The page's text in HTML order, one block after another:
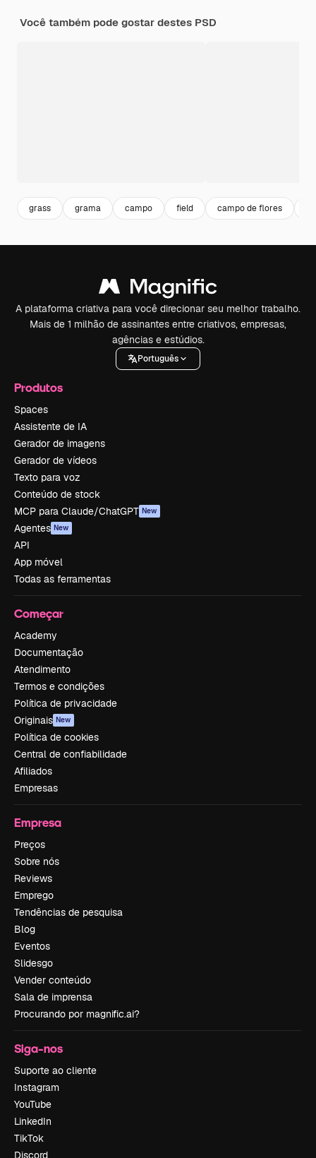
Você também pode gostar destes PSD
grass grama campo field campo de flores
A plataforma criativa para você direcionar seu melhor trabalho.
Mais de 1 milhão de assinantes entre criativos, empresas,
agências e estúdios.
Português
Produtos
Spaces
Assistente de IA
Gerador de imagens
Gerador de vídeos
Texto para voz
Conteúdo de stock
MCP para Claude/ChatGPT New
Agentes New
API
App móvel
Todas as ferramentas
Começar
Academy
Documentação
Atendimento
Termos e condições
Política de privacidade
Originais New
Política de cookies
Central de confiabilidade
Afiliados
Empresas
Empresa
Preços
Sobre nós
Reviews
Emprego
Tendências de pesquisa
Blog
Eventos
Slidesgo
Vender conteúdo
Sala de imprensa
Procurando por magnific.ai?
Siga-nos
Suporte ao cliente
Instagram
YouTube
LinkedIn
TikTok
Discord